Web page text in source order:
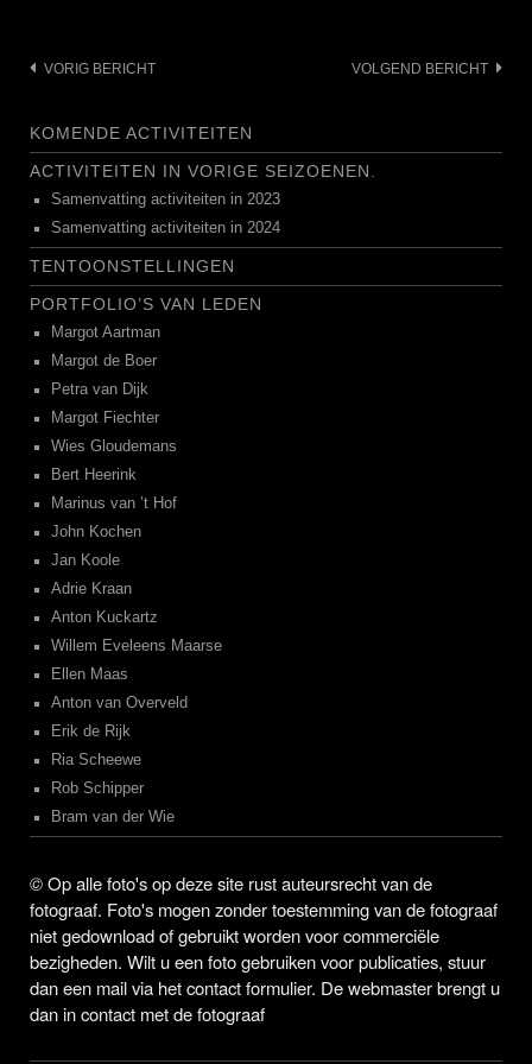
Bericht
VORIG BERICHT VOLGEND BERICHT
KOMENDE ACTIVITEITEN
ACTIVITEITEN IN VORIGE SEIZOENEN.
Samenvatting activiteiten in 2023
Samenvatting activiteiten in 2024
TENTOONSTELLINGEN
PORTFOLIO’S VAN LEDEN
Margot Aartman
Margot de Boer
Petra van Dijk
Margot Fiechter
Wies Gloudemans
Bert Heerink
Marinus van ’t Hof
John Kochen
Jan Koole
Adrie Kraan
Anton Kuckartz
Willem Eveleens Maarse
Ellen Maas
Anton van Overveld
Erik de Rijk
Ria Scheewe
Rob Schipper
Bram van der Wie
©Op alle foto's op deze site rust auteursrecht van de
fotograaf. Foto's mogen zonder toestemming van de fotograaf
niet gedownload of gebruikt worden voor commerciële
bezigheden. Wilt u een foto gebruiken voor publicaties, stuur
dan een mail via het contact formulier. De webmaster brengt u
dan in contact met de fotograaf